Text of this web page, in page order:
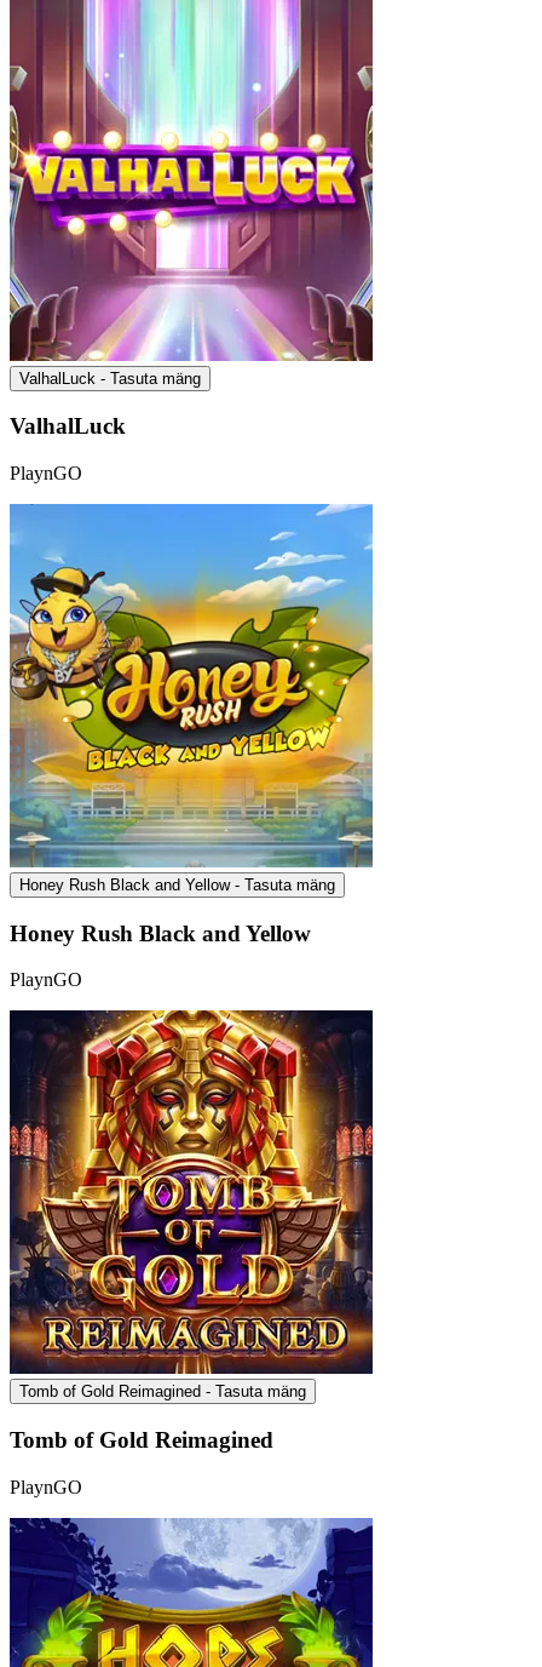
ValhalLuck - Tasuta mäng
ValhalLuck
PlaynGO
Honey Rush Black and Yellow - Tasuta mäng
Honey Rush Black and Yellow
PlaynGO
Tomb of Gold Reimagined - Tasuta mäng
Tomb of Gold Reimagined
PlaynGO